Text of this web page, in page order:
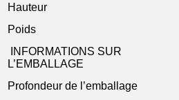
Hauteur
Poids
INFORMATIONS SUR
L’EMBALLAGE
Profondeur de l’emballage